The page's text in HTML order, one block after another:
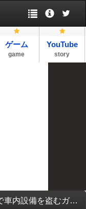
ゲーム
game
YouTube
story
【悲報】鉄道ファンさん、工具持参で車内設備を盗むガチ犯罪者に